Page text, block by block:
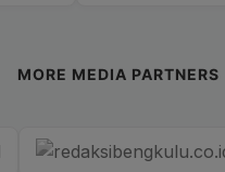
MORE MEDIA